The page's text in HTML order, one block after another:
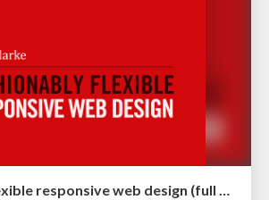
Fashionably flexible responsive web design (full day workshop)